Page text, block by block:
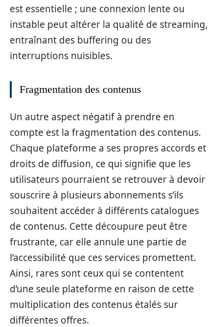
est essentielle ; une connexion lente ou
instable peut altérer la qualité de streaming,
entraînant des buffering ou des
interruptions nuisibles.
Fragmentation des contenus
Un autre aspect négatif à prendre en
compte est la fragmentation des contenus.
Chaque plateforme a ses propres accords et
droits de diffusion, ce qui signifie que les
utilisateurs pourraient se retrouver à devoir
souscrire à plusieurs abonnements s’ils
souhaitent accéder à différents catalogues
de contenus. Cette découpure peut être
frustrante, car elle annule une partie de
l’accessibilité que ces services promettent.
Ainsi, rares sont ceux qui se contentent
d’une seule plateforme en raison de cette
multiplication des contenus étalés sur
différentes offres.